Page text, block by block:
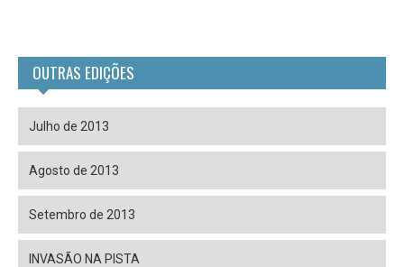
OUTRAS EDIÇÕES
Julho de 2013
Agosto de 2013
Setembro de 2013
INVASÃO NA PISTA